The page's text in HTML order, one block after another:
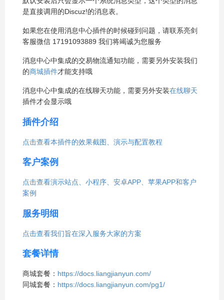
是直接调用的Discuz!的消息表。
如果您在使用消息中心插件的时候碰到问题，请联系亮剑
客服微信 17191093889 我们将竭诚为您服务
消息中心中集成的交易物流通知功能，需要另外安装我们
的商城插件才能支持哦
消息中心中集成的在线聊天功能，需要另外安装在线聊天
插件才会显示哦
插件介绍
点击查看本插件的效果截图、演示与配置教程
客户案例
点击查看演示站点、小程序、安卓APP、苹果APP和客户
案例
服务明细
点击查看我们旨在深入服务大家的方案
套餐详情
商城套餐： https://docs.liangjianyun.com/
同城套餐： https://docs.liangjianyun.com/pg1/